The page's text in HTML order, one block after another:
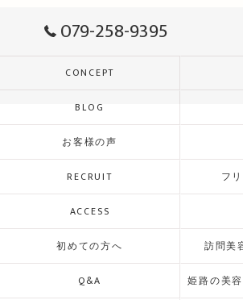
079-258-9395
CONCEPT
BLOG
お客様の声
RECRUIT フ
ACCESS
初めての方へ 訪問美
Q&A 姫路の美